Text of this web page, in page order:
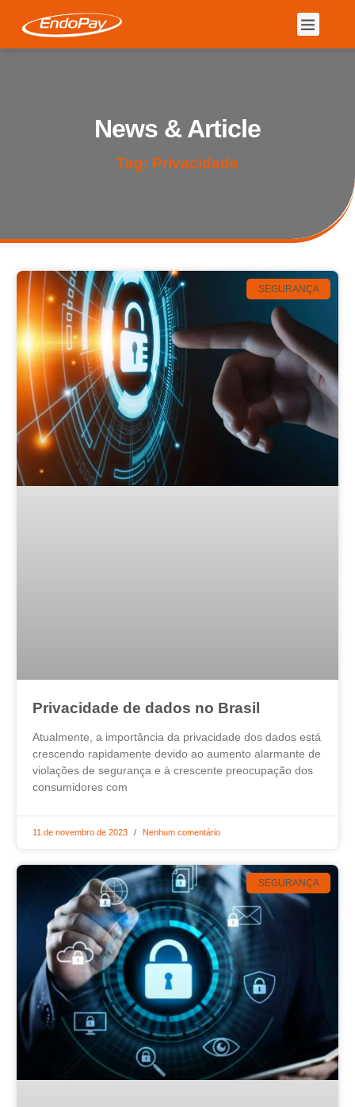
News & Article
Tag: Privacidade
SEGURANÇA
Privacidade de dados no Brasil
Atualmente, a importância da privacidade dos dados está
crescendo rapidamente devido ao aumento alarmante de
violações de segurança e à crescente preocupação dos
consumidores com
11 de novembro de 2023 Nenhum comentário
SEGURANÇA